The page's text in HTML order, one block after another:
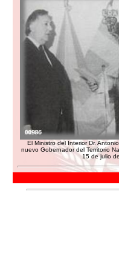
El Ministro del Interior Dr.
nuevo Gobernador del Territorio
15 de julio